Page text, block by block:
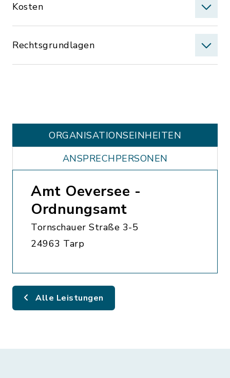
Kosten
Rechtsgrundlagen
ORGANISATIONS­EINHEITEN
ANSPRECHPERSONEN
Amt Oeversee -
Ordnungsamt
Tornschauer Straße 3-5
24963 Tarp
Alle Leistungen